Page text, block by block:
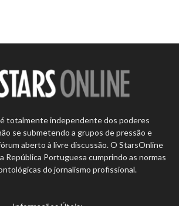
totalmente independente dos poderes
se submetendo a grupos de pressão e
aberto à livre discussão. O StarsOnline
República Portuguesa cumprindo as normas
do jornalismo profissional.